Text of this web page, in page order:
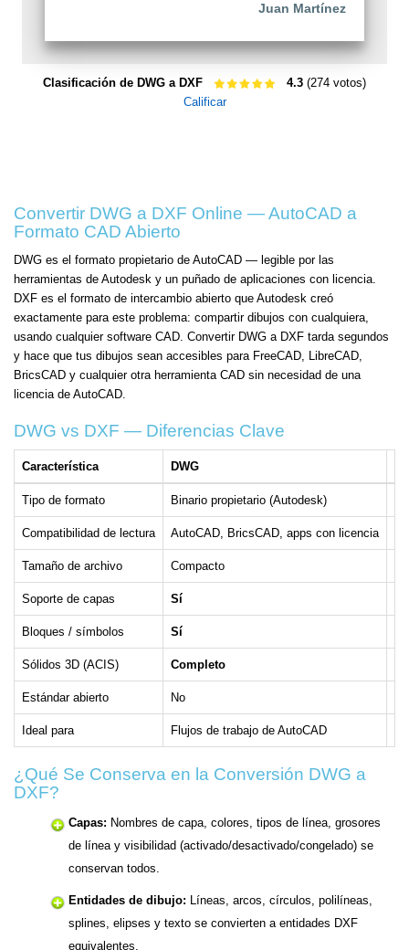
Juan Martínez
Clasificación de DWG a DXF 4.3 (274 votos)
Calificar
Convertir DWG a DXF Online — AutoCAD a
Formato CAD Abierto
DWG es el formato propietario de AutoCAD — legible por las
herramientas de Autodesk y un puñado de aplicaciones con licencia.
DXF es el formato de intercambio abierto que Autodesk creó
exactamente para este problema: compartir dibujos con cualquiera,
usando cualquier software CAD. Convertir DWG a DXF tarda segundos
y hace que tus dibujos sean accesibles para FreeCAD, LibreCAD,
BricsCAD y cualquier otra herramienta CAD sin necesidad de una
licencia de AutoCAD.
DWG vs DXF — Diferencias Clave
Característica DWG
Tipo de formato Binario propietario (Autodesk)
Compatibilidad de lectura AutoCAD, BricsCAD, apps con licencia
Tamaño de archivo Compacto
Soporte de capas Sí
Bloques / símbolos Sí
Sólidos 3D (ACIS) Completo
Estándar abierto No
Ideal para Flujos de trabajo de AutoCAD
¿Qué Se Conserva en la Conversión DWG a
DXF?
Capas: Nombres de capa, colores, tipos de línea, grosores
de línea y visibilidad (activado/desactivado/congelado) se
conservan todos.
Entidades de dibujo: Líneas, arcos, círculos, polilíneas,
splines, elipses y texto se convierten a entidades DXF
equivalentes.